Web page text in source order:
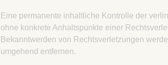
Eine permanente inhaltliche Kontrolle der
ohne konkrete Anhaltspunkte einer
Bekanntwerden von Rechtsverletzungen
umgehend entfernen.